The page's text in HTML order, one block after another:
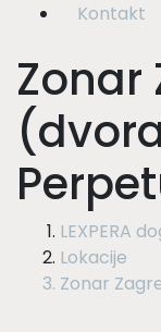
Kontakt
Zonar
LEXPERA
Lokacije
Zonar